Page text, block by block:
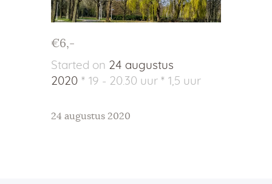
€6,-
Started on 24 augustus
2020
19 - 20.30 uur 1,5 uur
24 augustus 2020